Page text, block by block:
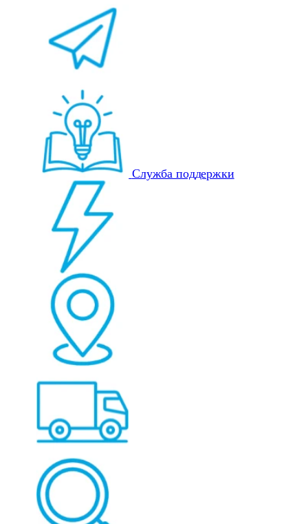
Служба поддержки